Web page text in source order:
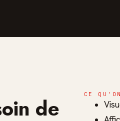
de CE